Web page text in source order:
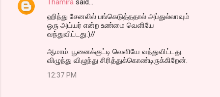
ஹிந்து சேனலில் பங்கெடுத்ததால் அப்துல்லாவும்
ஒரு அய்யர் என்ற உண்மை வெளியே
வந்துவிட்டது:)//
ஆமாம். பூனைக்குட்டி வெளியே வந்துவிட்டது.
விழுந்து விழுந்து சிரித்துக்கொண்டிருக்கிறேன்.
12:37 PM